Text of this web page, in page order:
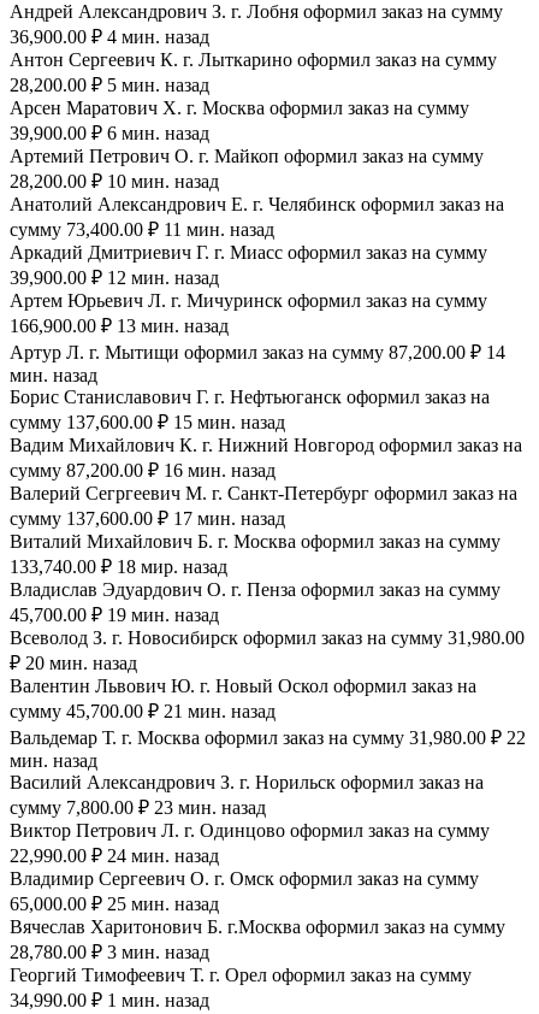
Андрей Александрович З. г. Лобня оформил заказ на сумму
36,900.00 ₽ 4 мин. назад
Антон Сергеевич К. г. Лыткарино оформил заказ на сумму
28,200.00 ₽ 5 мин. назад
Арсен Маратович Х. г. Москва оформил заказ на сумму
39,900.00 ₽ 6 мин. назад
Артемий Петрович О. г. Майкоп оформил заказ на сумму
28,200.00 ₽ 10 мин. назад
Анатолий Александрович Е. г. Челябинск оформил заказ на
сумму 73,400.00 ₽ 11 мин. назад
Аркадий Дмитриевич Г. г. Миасс оформил заказ на сумму
39,900.00 ₽ 12 мин. назад
Артем Юрьевич Л. г. Мичуринск оформил заказ на сумму
166,900.00 ₽ 13 мин. назад
Артур Л. г. Мытищи оформил заказ на сумму 87,200.00 ₽ 14
мин. назад
Борис Станиславович Г. г. Нефтьюганск оформил заказ на
сумму 137,600.00 ₽ 15 мин. назад
Вадим Михайлович К. г. Нижний Новгород оформил заказ на
сумму 87,200.00 ₽ 16 мин. назад
Валерий Сегргеевич М. г. Санкт-Петербург оформил заказ на
сумму 137,600.00 ₽ 17 мин. назад
Виталий Михайлович Б. г. Москва оформил заказ на сумму
133,740.00 ₽ 18 мир. назад
Владислав Эдуардович О. г. Пенза оформил заказ на сумму
45,700.00 ₽ 19 мин. назад
Всеволод З. г. Новосибирск оформил заказ на сумму 31,980.00
₽ 20 мин. назад
Валентин Львович Ю. г. Новый Оскол оформил заказ на
сумму 45,700.00 ₽ 21 мин. назад
Вальдемар Т. г. Москва оформил заказ на сумму 31,980.00 ₽ 22
мин. назад
Василий Александрович З. г. Норильск оформил заказ на
сумму 7,800.00 ₽ 23 мин. назад
Виктор Петрович Л. г. Одинцово оформил заказ на сумму
22,990.00 ₽ 24 мин. назад
Владимир Сергеевич О. г. Омск оформил заказ на сумму
65,000.00 ₽ 25 мин. назад
Вячеслав Харитонович Б. г.Москва оформил заказ на сумму
28,780.00 ₽ 3 мин. назад
Георгий Тимофеевич Т. г. Орел оформил заказ на сумму
34,990.00 ₽ 1 мин. назад